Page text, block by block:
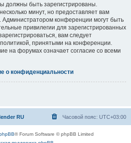
должны быть зарегистрированы.
минут, но предоставляет вам
конференции могут быть
привилегии для зарегистрированных
вам следует
принятыми на конференции.
на форумах означает согласие со всеми
о конфиденциальности
RU Часовой пояс: UTC+03:00
® Forum Software © phpBB Limited